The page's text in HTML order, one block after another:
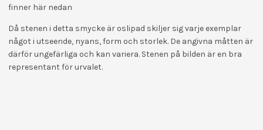
finner här nedan
Då stenen i detta smycke är oslipad skiljer sig varje exemplar
något i utseende, nyans, form och storlek. De angivna måtten är
därför ungefärliga och kan variera. Stenen på bilden är en bra
representant för urvalet.